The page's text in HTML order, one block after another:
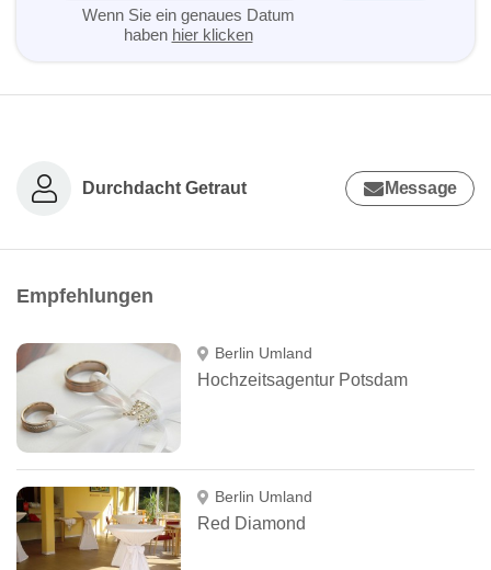
Wenn Sie ein genaues Datum
haben hier klicken
Durchdacht Getraut Message
Empfehlungen
Berlin Umland
Hochzeitsagentur Potsdam
Berlin Umland
Red Diamond